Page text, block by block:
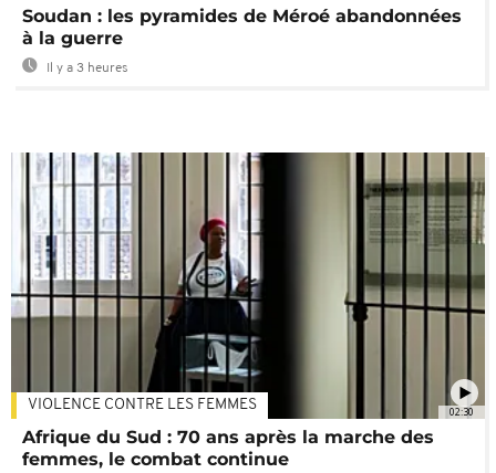
Soudan : les pyramides de Méroé abandonnées
à la guerre
Il y a 3 heures
02:30
VIOLENCE CONTRE LES FEMMES
Afrique du Sud : 70 ans après la marche des
femmes, le combat continue